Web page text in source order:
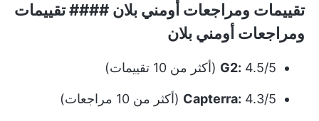
تقييمات ومراجعات أومني بلان #### تقييمات
ومراجعات أومني بلان
G2: 4.5/5 (أكثر من 10 تقييمات)
Capterra: 4.3/5 (أكثر من 10 مراجعات)